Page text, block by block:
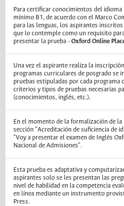
Para certificar conocimientos del
mínimo B1, de acuerdo con el Marco
para las lenguas, los aspirantes
que lo contemple como un requisito
presentar la prueba - Oxford Online
Una vez el aspirante realiza la
programas curriculares de posgrado se
pruebas estipuladas por cada programa
criterios y tipos de pruebas necesarias
(conocimientos, inglés, etc.).
En el momento de la formalización de
sección "Acreditación de suficiencia de
"Voy a presentar el examen de Inglés
Nacional de Admisiones".
Esta prueba es adaptativa y
aspirantes solo se les presentan las
nivel de habilidad en la competencia
en línea mediante un instrumento
Press.